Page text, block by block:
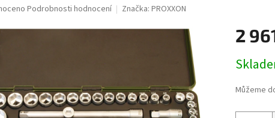
Podrobnosti hodnocení Značka: PROXXON
2
cena:
Můžeme